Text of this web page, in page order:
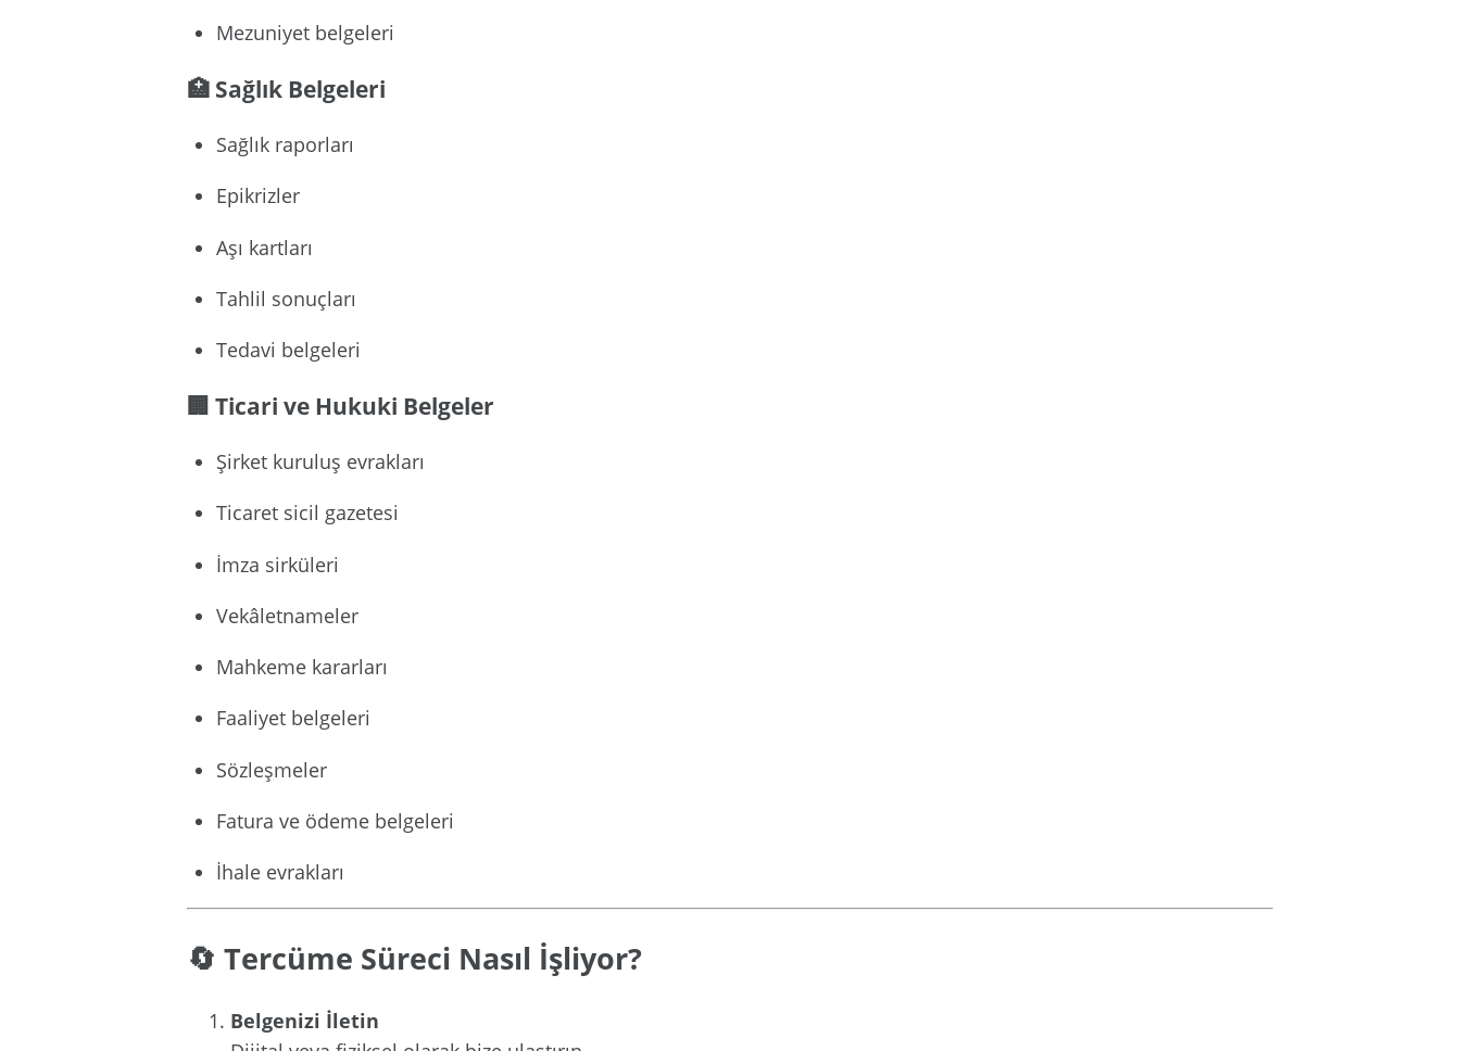
Mezuniyet belgeleri
🏥 Sağlık Belgeleri
Sağlık raporları
Epikrizler
Aşı kartları
Tahlil sonuçları
Tedavi belgeleri
🏢 Ticari ve Hukuki Belgeler
Şirket kuruluş evrakları
Ticaret sicil gazetesi
İmza sirküleri
Vekâletnameler
Mahkeme kararları
Faaliyet belgeleri
Sözleşmeler
Fatura ve ödeme belgeleri
İhale evrakları
🔄 Tercüme Süreci Nasıl İşliyor?
Belgenizi İletin